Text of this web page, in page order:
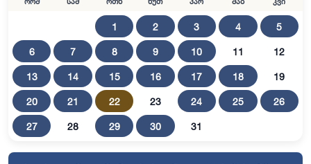
1 2 3 4 5
6 7 8 9 10 11 12
13 14 15 16 17 18 19
20 21 22 23 24 25 26
27 28 29 30 31